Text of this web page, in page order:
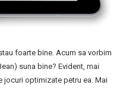
foarte bine. Acum sa vorbim
suna bine? Evident, mai
jocuri optimizate petru ea. Mai